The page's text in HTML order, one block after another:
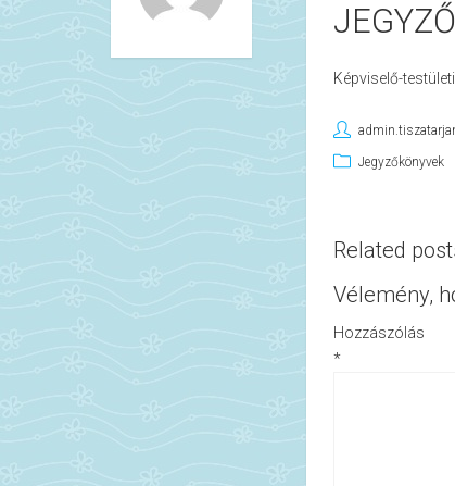
Képviselő-
Jegyzőkönyvek
Related
Vélemény,
Hozzászólás
*